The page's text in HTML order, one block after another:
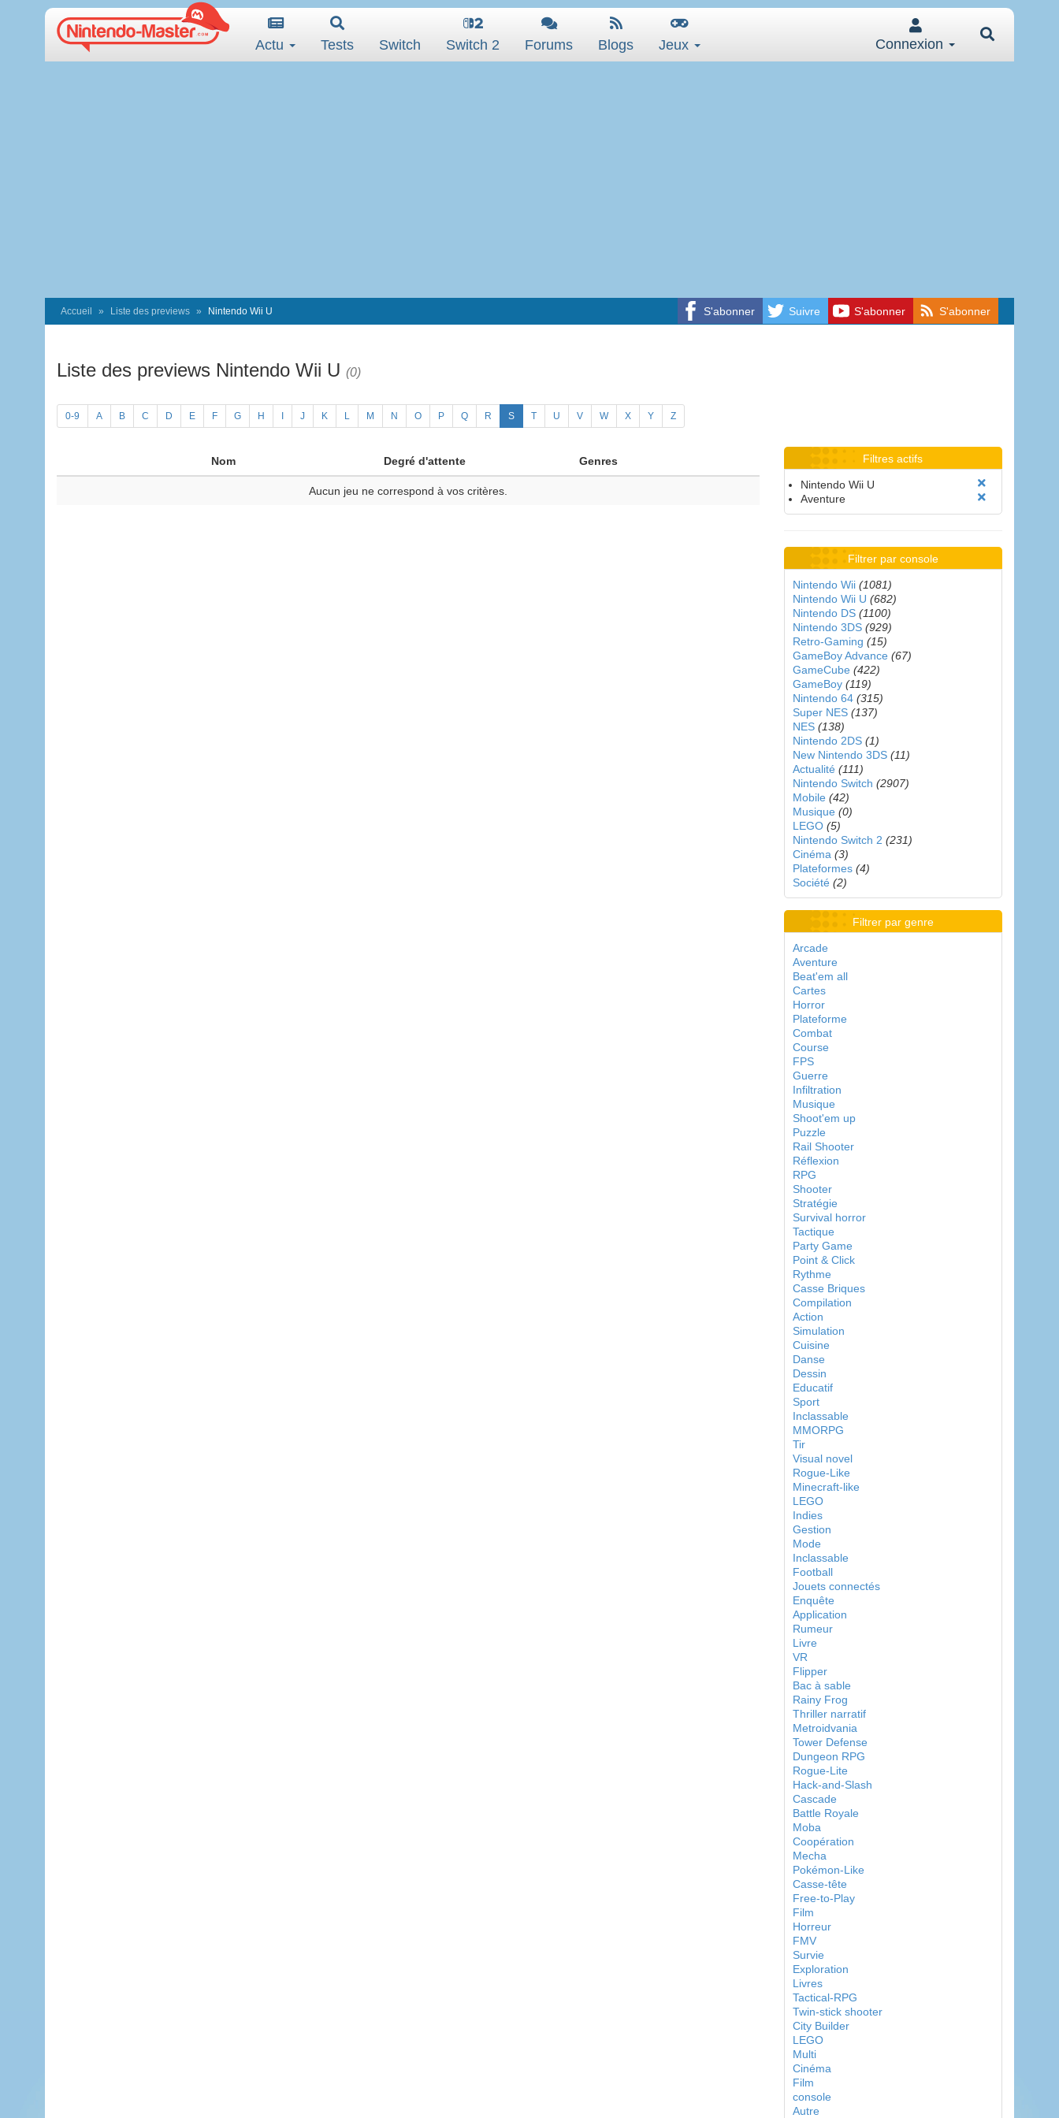
Actu Tests Switch Switch 2 Forums Blogs Jeux Connexion
S'abonner Suivre S'abonner S'abonner
Accueil Liste des previews Nintendo Wii U
Liste des previews Nintendo Wii U (0)
0-9 A B C D E F G H J K L M N O P Q R S T U V W X Y Z
Nom Degré d'attente Genres
Aucun jeu ne correspond à vos critères.
Filtres actifs
Nintendo Wii U
Aventure
Filtrer par console
Nintendo Wii (1081)
Nintendo Wii U (682)
Nintendo DS (1100)
Nintendo 3DS (929)
Retro-Gaming (15)
GameBoy Advance (67)
GameCube (422)
GameBoy (119)
Nintendo 64 (315)
Super NES (137)
NES (138)
Nintendo 2DS (1)
New Nintendo 3DS (11)
Actualité (111)
Nintendo Switch (2907)
Mobile (42)
Musique (0)
LEGO (5)
Nintendo Switch 2 (231)
Cinéma (3)
Plateformes (4)
Société (2)
Filtrer par genre
Arcade
Aventure
Beat'em all
Cartes
Horror
Plateforme
Combat
Course
FPS
Guerre
Infiltration
Musique
Shoot'em up
Puzzle
Rail Shooter
Réflexion
RPG
Shooter
Stratégie
Survival horror
Tactique
Party Game
Point & Click
Rythme
Casse Briques
Compilation
Action
Simulation
Cuisine
Danse
Dessin
Educatif
Sport
Inclassable
MMORPG
Tir
Visual novel
Rogue-Like
Minecraft-like
LEGO
Indies
Gestion
Mode
Inclassable
Football
Jouets connectés
Enquête
Application
Rumeur
Livre
VR
Flipper
Bac à sable
Rainy Frog
Thriller narratif
Metroidvania
Tower Defense
Dungeon RPG
Rogue-Lite
Hack-and-Slash
Cascade
Battle Royale
Moba
Coopération
Mecha
Pokémon-Like
Casse-tête
Free-to-Play
Film
Horreur
FMV
Survie
Exploration
Livres
Tactical-RPG
Twin-stick shooter
City Builder
LEGO
Multi
Cinéma
Film
console
Autre